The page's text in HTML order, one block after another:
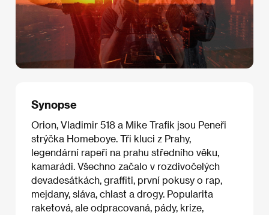
Synopse
Orion, Vladimir 518 a Mike Trafik jsou Peneři
strýčka Homeboye. Tři kluci z Prahy,
legendární rapeři na prahu středního věku,
kamarádi. Všechno začalo v rozdivočelých
devadesátkách, graffiti, první pokusy o rap,
mejdany, sláva, chlast a drogy. Popularita
raketová, ale odpracovaná, pády, krize,